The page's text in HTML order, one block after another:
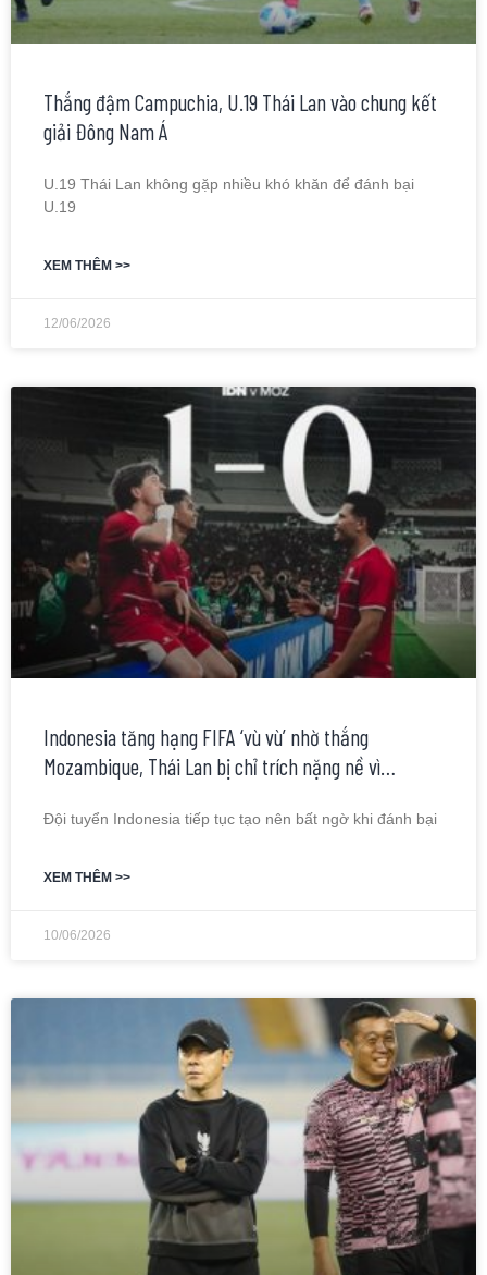
Thắng đậm Campuchia, U.19 Thái Lan vào chung kết
giải Đông Nam Á
U.19 Thái Lan không gặp nhiều khó khăn để đánh bại
U.19
XEM THÊM >>
12/06/2026
Indonesia tăng hạng FIFA ‘vù vù’ nhờ thắng
Mozambique, Thái Lan bị chỉ trích nặng nề vì…
Đội tuyển Indonesia tiếp tục tạo nên bất ngờ khi đánh bại
XEM THÊM >>
10/06/2026